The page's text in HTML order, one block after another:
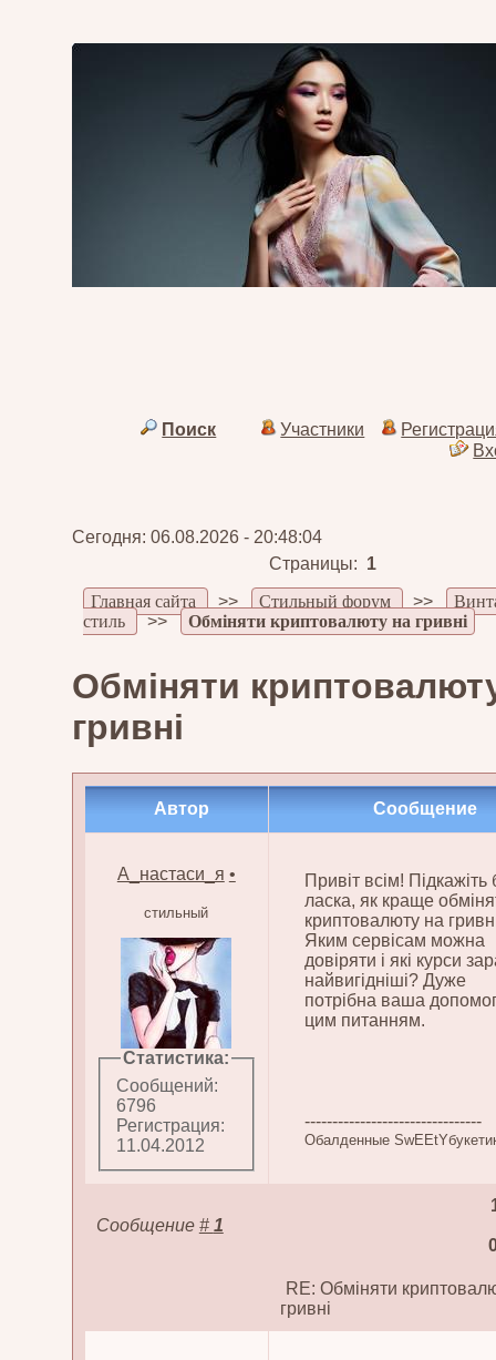
Поиск Участники
Сегодня: 06.08.2026 - 20:48:04
Страницы: 1
Главная сайта
>> Стильный форум >>
стиль
>> Обміняти криптовалюту на гривні
Обміняти
гривні
Автор Сообщение
А_настаси_я •
стильный
Статистика:
Сообщений:
6796
Регистрация:
11.04.2012
Привіт всім! Підкажіть
ласка, як краще
криптовалюту на
Яким сервісам можна
довіряти і які курси
найвигідніші? Дуже
потрібна ваша
цим питанням.
--------------------------------
Обалденные
Сообщение # 1
RE: Обміняти
гривні